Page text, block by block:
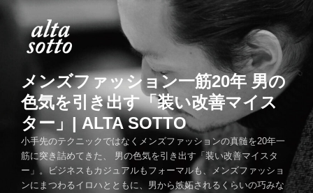
メンズファッション一筋20年 男の
色気を引き出す「装い改善マイス
ター」| ALTA SOTTO
小手先のテクニックではなくメンズファッションの真髄を20年一
筋に突き詰めてきた、 男の色気を引き出す「装い改善マイスタ
ー」。ビジネスもカジュアルもフォーマルも、メンズファッショ
ンにまつわるイロハとともに、男から嫉妬されるくらいの巧みな